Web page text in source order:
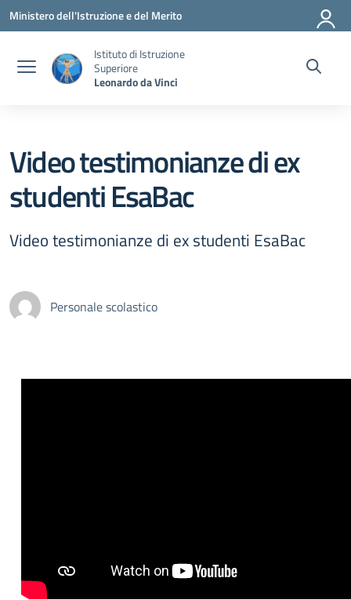
Vai ai contenuti
Vai al menu di navigazione
Vai al footer
Ministero dell'Istruzione e del Merito
Istituto di Istruzione
Superiore
Leonardo da Vinci
Video testimonianze di ex
studenti EsaBac
Video testimonianze di ex studenti EsaBac
Personale scolastico